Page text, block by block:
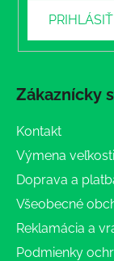
Zákaznícky
Kontakt
Výmena veľkosti
Doprava a
Všeobecné
Reklamácia a
Podmienky